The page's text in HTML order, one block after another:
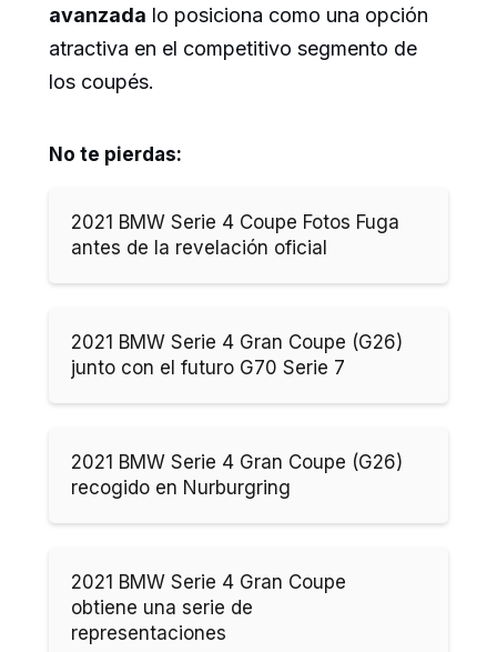
avanzada lo posiciona como una opción
atractiva en el competitivo segmento de
los coupés.
No te pierdas:
2021 BMW Serie 4 Coupe Fotos Fuga
antes de la revelación oficial
2021 BMW Serie 4 Gran Coupe (G26)
junto con el futuro G70 Serie 7
2021 BMW Serie 4 Gran Coupe (G26)
recogido en Nurburgring
2021 BMW Serie 4 Gran Coupe
obtiene una serie de
representaciones